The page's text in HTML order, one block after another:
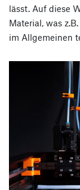
lässt. Auf diese
Material, was
im Allgemeinen